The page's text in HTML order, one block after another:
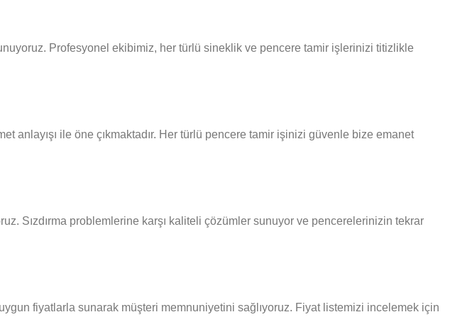
Profesyonel ekibimiz, her türlü sineklik ve pencere tamir işlerinizi titizlikle
ile öne çıkmaktadır. Her türlü pencere tamir işinizi güvenle bize emanet
Sızdırma problemlerine karşı kaliteli çözümler sunuyor ve pencerelerinizin tekrar
fiyatlarla sunarak müşteri memnuniyetini sağlıyoruz. Fiyat listemizi incelemek için